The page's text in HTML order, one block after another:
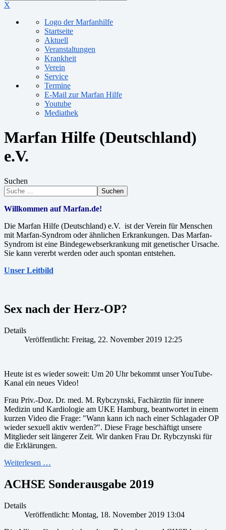
X
Logo der Marfanhilfe
Startseite
Aktuell
Veranstaltungen
Krankheit
Verein
Service
Termine
E-Mail zur Marfan Hilfe
Youtube
Mediathek
Marfan Hilfe (Deutschland)
e.V.
Suchen
Suchen
Willkommen auf Marfan.de!
Die Marfan Hilfe (Deutschland) e.V. ist der Verein für Menschen
mit Marfan-Syndrom oder ähnlichen Erkrankungen. Das Marfan-
Syndrom ist eine Bindegewebserkrankung mit genetischer Ursache.
Sie kann vererbt werden oder auch spontan entstehen.
Unser Leitbild
Sex nach der Herz-OP?
Details
Veröffentlicht: Freitag, 22. November 2019 12:25
Heute ist es wieder soweit: Um 20 Uhr bekommt unser YouTube-
Kanal ein neues Video!
Frau Priv.-Doz. Dr. med. M. Rybczynski, Fachärztin für innere
Medizin und Kardiologie am UKE Hamburg, beantwortet in einem
kurzen Video die Frage: "Wann kann ich nach einer Schlagader OP
wieder sexuell aktiv werden?". Diese Frage beschäftigt unsere
Mitglieder seit längerer Zeit. Wir danken Frau Dr. Rybczynski für
die Erklärungen.
Weiterlesen …
ACHSE Sonderausgabe 2019
Details
Veröffentlicht: Montag, 18. November 2019 13:04